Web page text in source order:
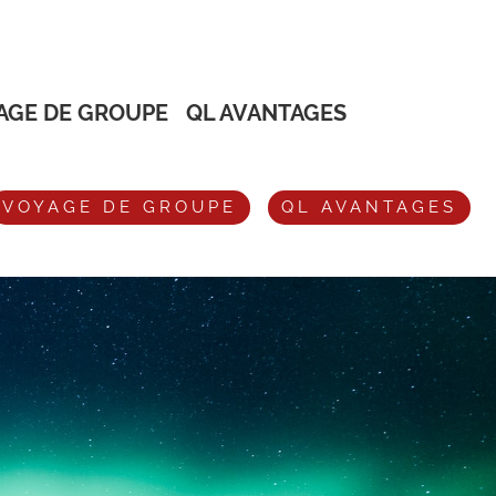
DE GROUPE
QL AVANTAGES
VOYAGE DE GROUPE QL AVANTAGES